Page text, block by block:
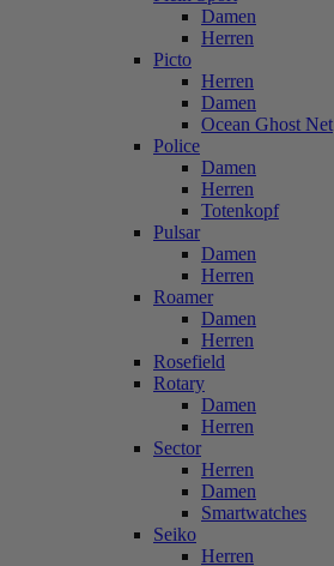
Damen
Herren
Picto
Herren
Damen
Ocean Ghost Net
Police
Damen
Herren
Totenkopf
Pulsar
Damen
Herren
Roamer
Damen
Herren
Rosefield
Rotary
Damen
Herren
Sector
Herren
Damen
Smartwatches
Seiko
Herren